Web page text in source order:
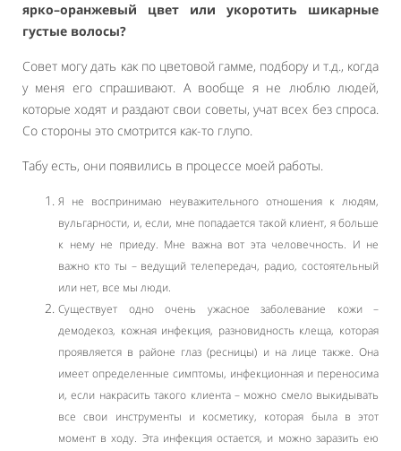
ярко–оранжевый цвет или укоротить шикарные
густые волосы?
Совет могу дать как по цветовой гамме, подбору и т.д., когда
у меня его спрашивают. А вообще я не люблю людей,
которые ходят и раздают свои советы, учат всех без спроса.
Со стороны это смотрится как-то глупо.
Табу есть, они появились в процессе моей работы.
Я не воспринимаю неуважительного отношения к людям,
вульгарности, и, если, мне попадается такой клиент, я больше
к нему не приеду. Мне важна вот эта человечность. И не
важно кто ты – ведущий телепередач, радио, состоятельный
или нет, все мы люди.
Существует одно очень ужасное заболевание кожи –
демодекоз, кожная инфекция, разновидность клеща, которая
проявляется в районе глаз (ресницы) и на лице также. Она
имеет определенные симптомы, инфекционная и переносима
и, если накрасить такого клиента – можно смело выкидывать
все свои инструменты и косметику, которая была в этот
момент в ходу. Эта инфекция остается, и можно заразить ею